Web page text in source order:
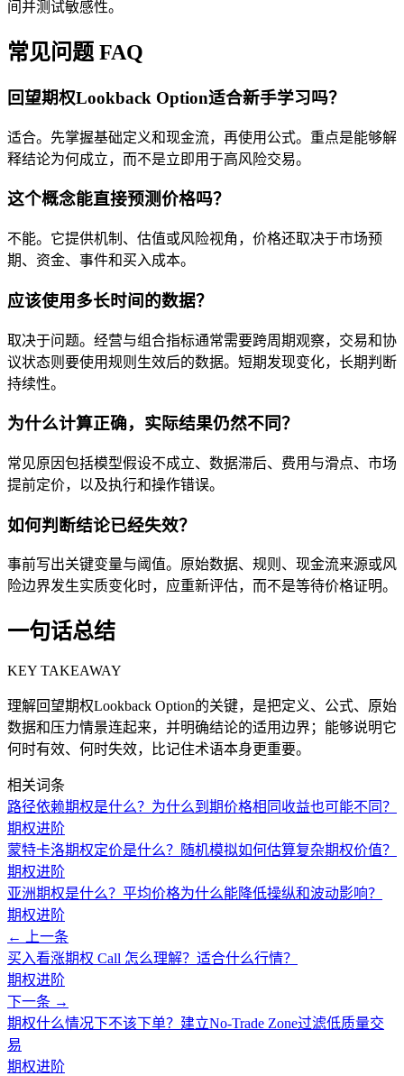
间并测试敏感性。
常见问题 FAQ
回望期权Lookback Option适合新手学习吗？
适合。先掌握基础定义和现金流，再使用公式。重点是能够解
释结论为何成立，而不是立即用于高风险交易。
这个概念能直接预测价格吗？
不能。它提供机制、估值或风险视角，价格还取决于市场预
期、资金、事件和买入成本。
应该使用多长时间的数据？
取决于问题。经营与组合指标通常需要跨周期观察，交易和协
议状态则要使用规则生效后的数据。短期发现变化，长期判断
持续性。
为什么计算正确，实际结果仍然不同？
常见原因包括模型假设不成立、数据滞后、费用与滑点、市场
提前定价，以及执行和操作错误。
如何判断结论已经失效？
事前写出关键变量与阈值。原始数据、规则、现金流来源或风
险边界发生实质变化时，应重新评估，而不是等待价格证明。
一句话总结
KEY TAKEAWAY
理解回望期权Lookback Option的关键，是把定义、公式、原始
数据和压力情景连起来，并明确结论的适用边界；能够说明它
何时有效、何时失效，比记住术语本身更重要。
相关词条
路径依赖期权是什么？为什么到期价格相同收益也可能不同？
期权进阶
蒙特卡洛期权定价是什么？随机模拟如何估算复杂期权价值？
期权进阶
亚洲期权是什么？平均价格为什么能降低操纵和波动影响？
期权进阶
← 上一条
买入看涨期权 Call 怎么理解？适合什么行情？
期权进阶
下一条 →
期权什么情况下不该下单？建立No-Trade Zone过滤低质量交
易
期权进阶